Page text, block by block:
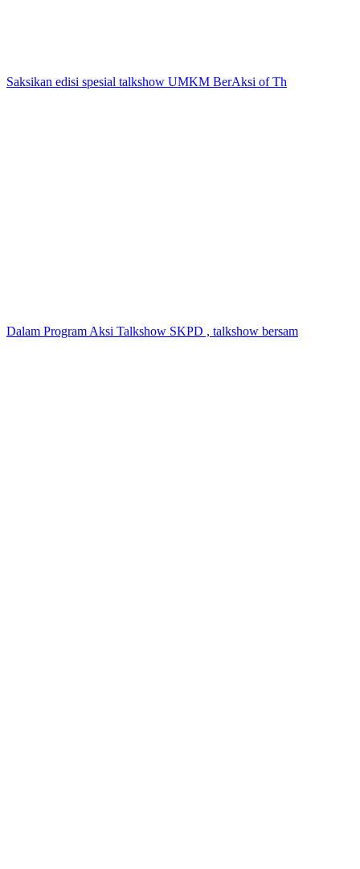
Saksikan edisi spesial talkshow UMKM BerAksi of Th
Dalam Program Aksi Talkshow SKPD , talkshow bersam